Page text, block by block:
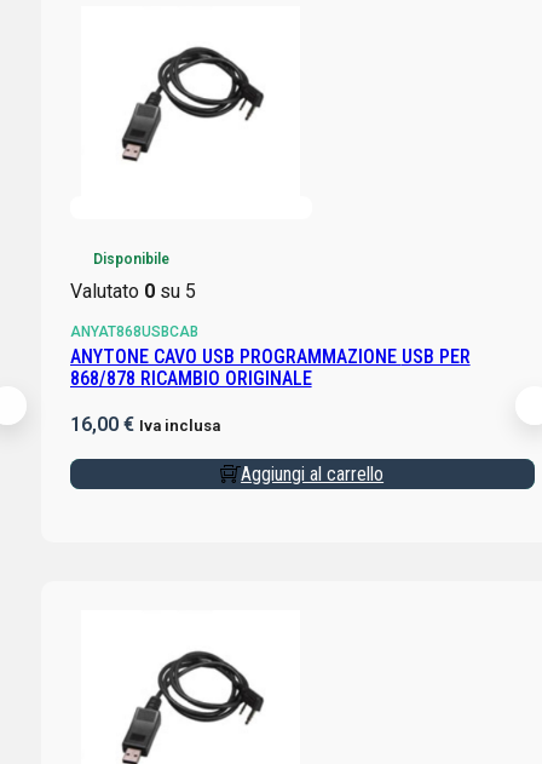
Disponibile
Valutato 0su 5
ANYAT868USBCAB
ANYTONE CAVO USB PROGRAMMAZIONE USB PER
868/878 RICAMBIO ORIGINALE
16,00 € Iva inclusa
Aggiungi al carrello